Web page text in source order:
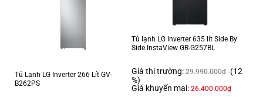
220V/50Hz
Xuất xứ & Bảo hành
Tủ Lạnh LG Inverter 266 Lít GV-
B262PS
Tủ lạnh LG Inverter 635 lít Side By
Side InstaView GR-G257BL
Giá thị trường: 29.990.000₫ (12
%)
Giá khuyến mại: 26.400.000₫